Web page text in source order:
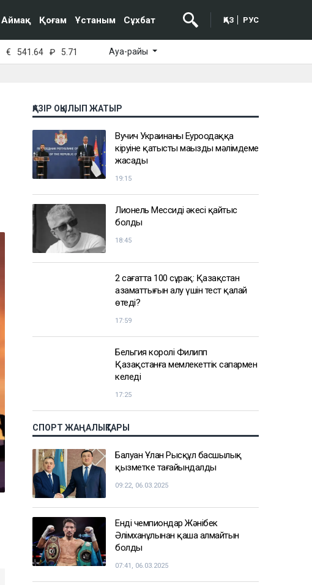
Аймақ Қоғам Ұстаным Сұхбат ҚАЗ РУС
€ 541.64 ₽ 5.71 Ауа-райы
ҚАЗІР ОҚЫЛЫП ЖАТЫР
Вучич Украинаның Еуроодаққа
кіруіне қатысты маңызды мәлімдеме
жасады
19:15
Лионель Мессидің әкесі қайтыс
болды
18:45
2 сағатта 100 сұрақ: Қазақстан
азаматтығын алу үшін тест қалай
өтеді?
17:59
Бельгия королі Филипп
Қазақстанға мемлекеттік сапармен
келеді
17:25
СПОРТ ЖАҢАЛЫҚТАРЫ
Балуан Ұлан Рысқұл басшылық
қызметке тағайындалды
09:22, 06.03.2025
Енді чемпиондар Жәнібек
Әлімханұлынан қаша алмайтын
болды
07:41, 06.03.2025